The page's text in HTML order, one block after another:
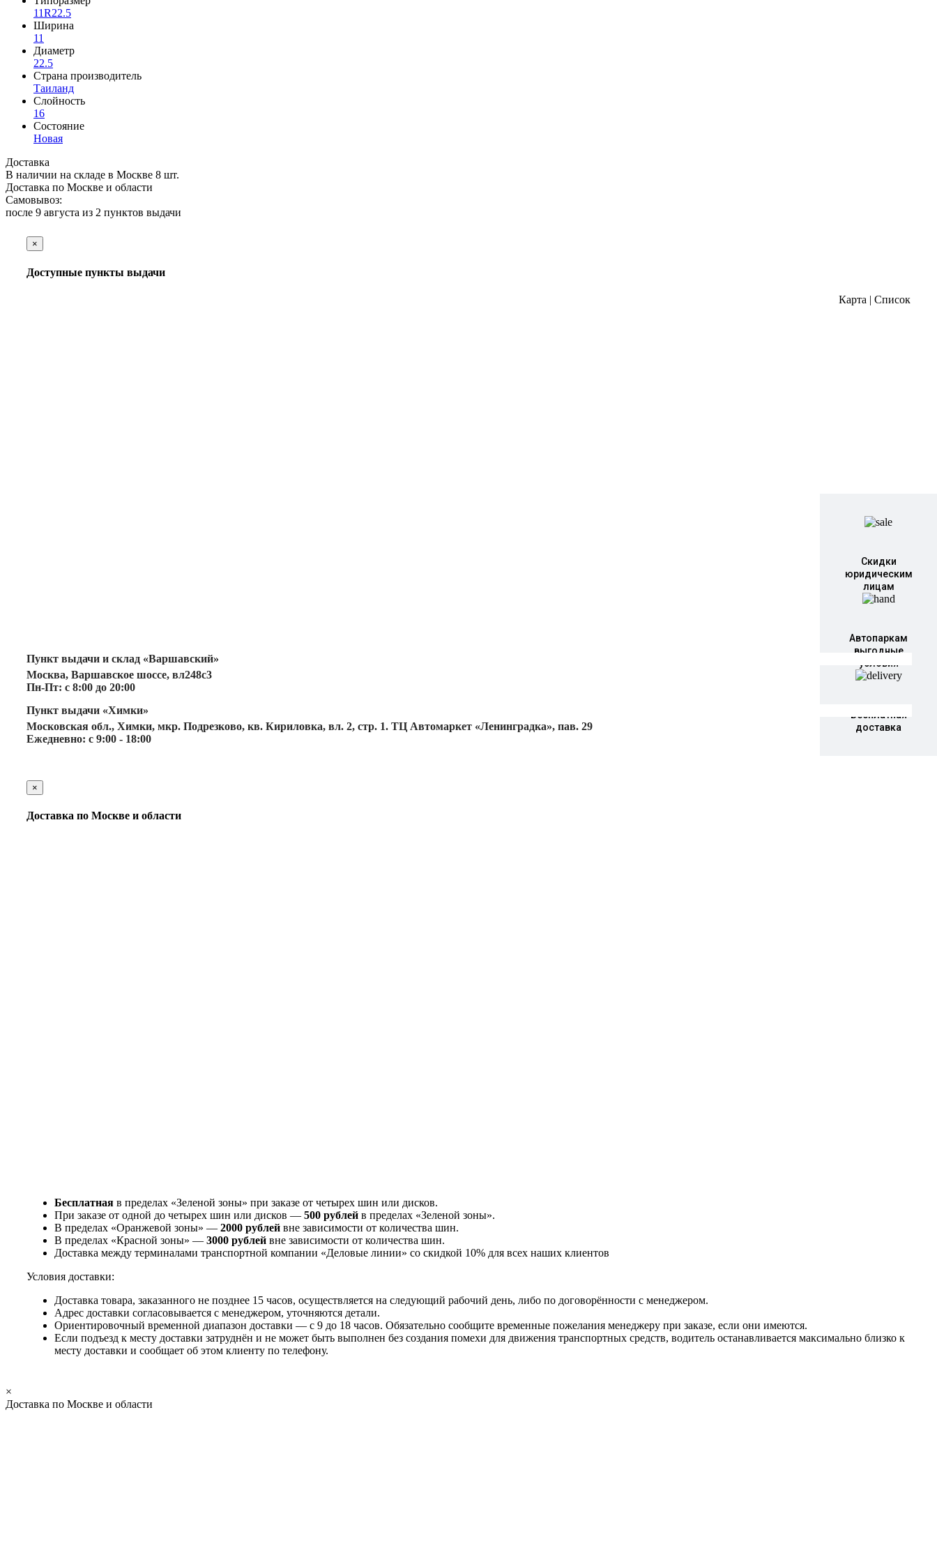
11R22.5
Ширина
11
Диаметр
22.5
Страна производитель
Таиланд
Слойность
16
Состояние
Новая
Доставка
В наличии на складе в Москве 8 шт.
Доставка по Москве и области
Самовывоз:
после 9 августа из 2 пунктов выдачи
×
Доступные пункты выдачи
Карта | Список
Пункт выдачи и склад «Варшавский»
Москва, Варшавское шоссе, вл248с3
Пн-Пт: с 8:00 до 20:00
Пункт выдачи «Химки»
Московская обл., Химки, мкр. Подрезково, кв. Кириловка, вл. 2, стр. 1. ТЦ Автомаркет «Ленинградка», пав. 29
Ежедневно: с 9:00 - 18:00
×
Доставка по Москве и области
Бесплатная в пределах «Зеленой зоны» при заказе от четырех шин или дисков.
При заказе от одной до четырех шин или дисков — 500 рублей в пределах «Зеленой зоны».
В пределах «Оранжевой зоны» — 2000 рублей вне зависимости от количества шин.
В пределах «Красной зоны» — 3000 рублей вне зависимости от количества шин.
Доставка между терминалами транспортной компании «Деловые линии» со скидкой 10% для всех наших клиентов
Условия доставки:
Доставка товара, заказанного не позднее 15 часов, осуществляется на следующий рабочий день, либо по договорённости с менеджером.
Адрес доставки согласовывается с менеджером, уточняются детали.
Ориентировочный временной диапазон доставки — с 9 до 18 часов. Обязательно сообщите временные пожелания менеджеру при заказе, если они имеются.
Если подъезд к месту доставки затруднён и не может быть выполнен без создания помехи для движения транспортных средств, водитель останавливается максимально близко к
месту доставки и сообщает об этом клиенту по телефону.
×
Доставка по Москве и области
Скидки
юридическим
лицам
Автопаркам
выгодные
условия
Бесплатная
доставка